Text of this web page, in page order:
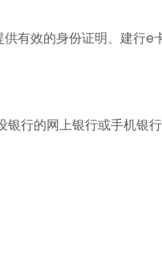
有效的身份证明、建行
行的网上银行或手机银